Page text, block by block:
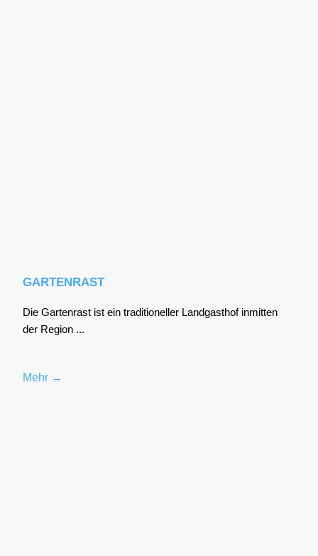
GARTENRAST
Die Gar­ten­rast ist ein tra­di­tio­nel­ler Land­gast­hof inmit­ten
der Regi­on ...
Mehr →